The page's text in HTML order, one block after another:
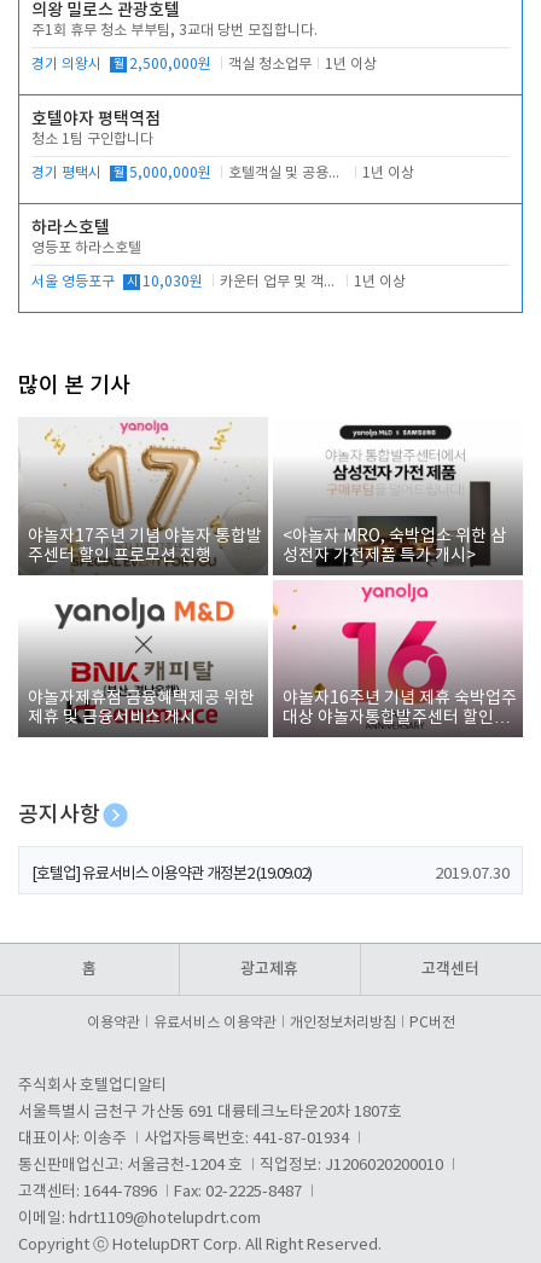
의왕 밀로스 관광호텔
주1회 휴무 청소 부부팀, 3교대 당번 모집합니다.
경기 의왕시 월 2,500,000원 객실 청소업무 1년 이상
호텔야자 평택역점
청소 1팀 구인합니다
경기 평택시 월 5,000,000원 호텔객실 및 공용시설 청소 관리 1년 이상
하라스호텔
영등포 하라스호텔
서울 영등포구 시 10,030원 카운터 업무 및 객실관리(청소상태 확인, 객실판매) 1년 이상
많이 본 기사
야놀자17주년 기념 야놀자 통합발
주센터 할인 프로모션 진행
<야놀자 MRO, 숙박업소 위한 삼
성전자 가전제품 특가 개시>
야놀자제휴점 금융혜택제공 위한
제휴 및 금융서비스 게시
야놀자16주년 기념 제휴 숙박업주
대상 야놀자통합발주센터 할인쿠
폰 증정
공지사항
[호텔업] 개인정보 처리방침 개정본1 (19.09.02)
[호텔업] 유료서비스 이용약관 개정본2 (19.09.02) 2019.07.30
홈 광고제휴 고객센터
이용약관 유료서비스 이용약관 개인정보처리방침 PC버전
주식회사 호텔업디알티
서울특별시 금천구 가산동 691 대륭테크노타운20차 1807호
대표이사: 이송주
사업자등록번호: 441-87-01934
통신판매업신고: 서울금천-1204 호
직업정보: J1206020200010
고객센터: 1644-7896
Fax: 02-2225-8487
이메일: hdrt1109@hotelupdrt.com
Copyright ⓒ HotelupDRT Corp. All Right Reserved.